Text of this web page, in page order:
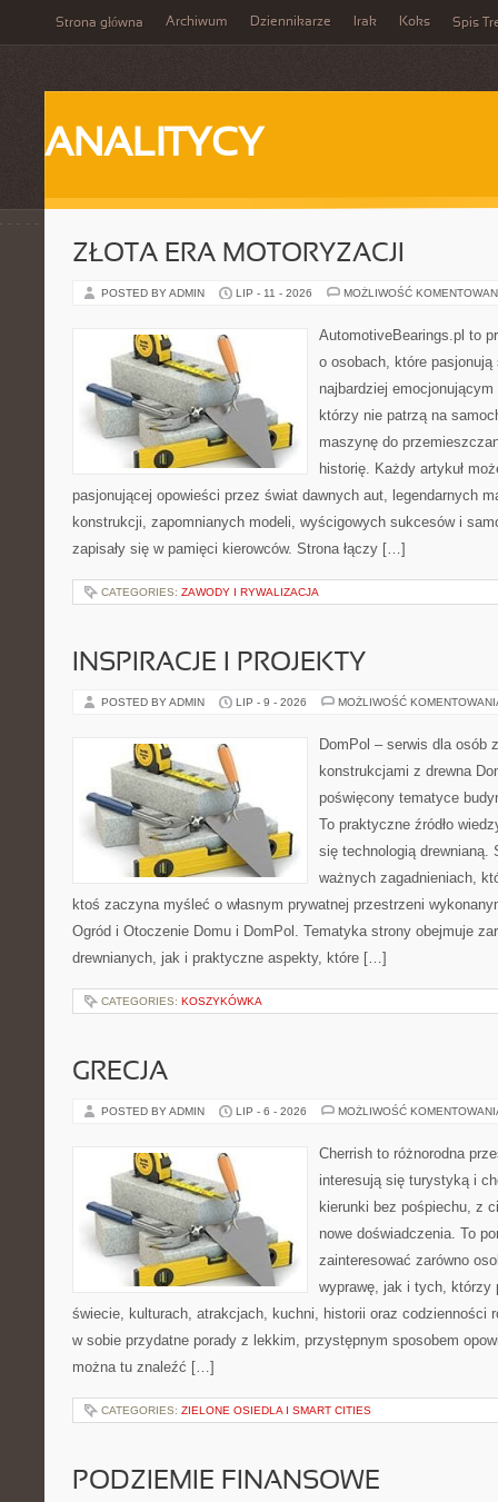
Strona główna Archiwum Dziennikarze Irak Koks Spis
ANALITYCY
ZŁOTA ERA MOTORYZACJI
POSTED BY ADMIN LIP - 11 - 2026 MOŻLIWOŚĆ
AutomotiveBearings.pl to
o osobach, które
najbardziej
którzy nie patrzą na
maszynę do
historię. Każdy artykuł
pasjonującej opowieści przez świat dawnych aut, legendarnych
konstrukcji, zapomnianych modeli, wyścigowych sukcesów i
zapisały się w pamięci kierowców. Strona łączy […]
CATEGORIES: ZAWODY I RYWALIZACJA
INSPIRACJE I PROJEKTY
POSTED BY ADMIN LIP - 9 - 2026 MOŻLIWOŚĆ
DomPol – serwis dla osób
konstrukcjami z drewna
poświęcony tematyce
To praktyczne źródło
się technologią drewnianą.
ważnych zagadnieniach,
ktoś zaczyna myśleć o własnym prywatnej przestrzeni
Ogród i Otoczenie Domu i DomPol. Tematyka strony obejmuje
drewnianych, jak i praktyczne aspekty, które […]
CATEGORIES: KOSZYKÓWKA
GRECJA
POSTED BY ADMIN LIP - 6 - 2026 MOŻLIWOŚĆ
Cherrish to różnorodna
interesują się turystyką i
kierunki bez pośpiechu, z
nowe doświadczenia. To
zainteresować zarówno
wyprawę, jak i tych, którzy
świecie, kulturach, atrakcjach, kuchni, historii oraz codzienności
w sobie przydatne porady z lekkim, przystępnym sposobem
można tu znaleźć […]
CATEGORIES: ZIELONE OSIEDLA I SMART CITIES
PODZIEMIE FINANSOWE